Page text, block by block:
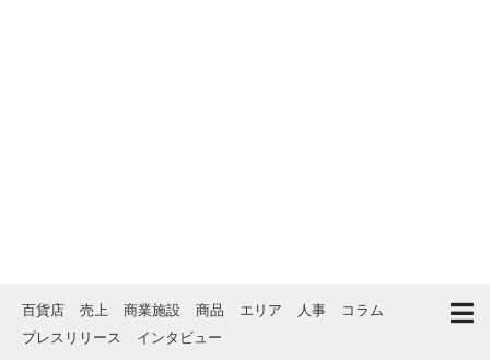
百貨店 売上 商業施設 商品 エリア 人事
コラム
プレスリリース
インタビュー